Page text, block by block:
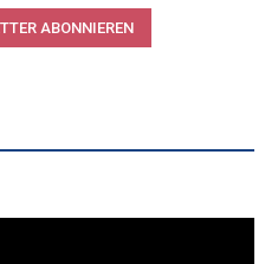
ABONNIEREN